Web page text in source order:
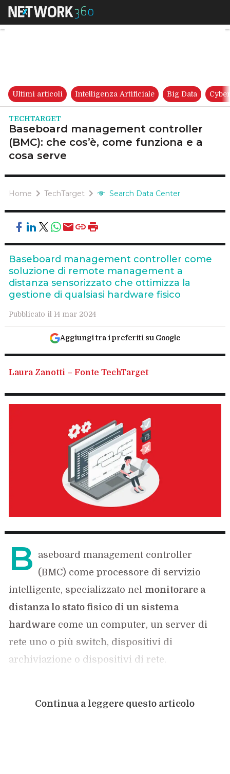
Baseboard management
Ultimi articoli Intelligenza Artificiale Big Data
TECHTARGET
Baseboard management controller
(BMC): che cos’è, come funziona e a
cosa serve
Home TechTarget Search Data Center
Baseboard management controller come
soluzione di remote management a
distanza sensorizzato che ottimizza la
gestione di qualsiasi hardware fisico
Pubblicato il 14 mar 2024
Aggiungi tra i preferiti su Google
Laura Zanotti – Fonte TechTarget
B aseboard management controller
(BMC) come processore di servizio
intelligente, specializzato nel monitorare a
distanza lo stato fisico di un sistema
hardware come un computer, un server di
rete uno o più switch, dispositivi di
archiviazione o dispositivi di rete.
Continua a leggere questo articolo